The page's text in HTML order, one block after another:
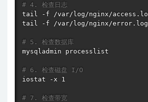
# 4. 检查日志
tail
tail
-f /var/log/nginx/error.log
# 5. 检查数据库
mysqladmin processlist
# 6. 检查磁盘 I/O
iostat -x 1
# 7. 检查带宽